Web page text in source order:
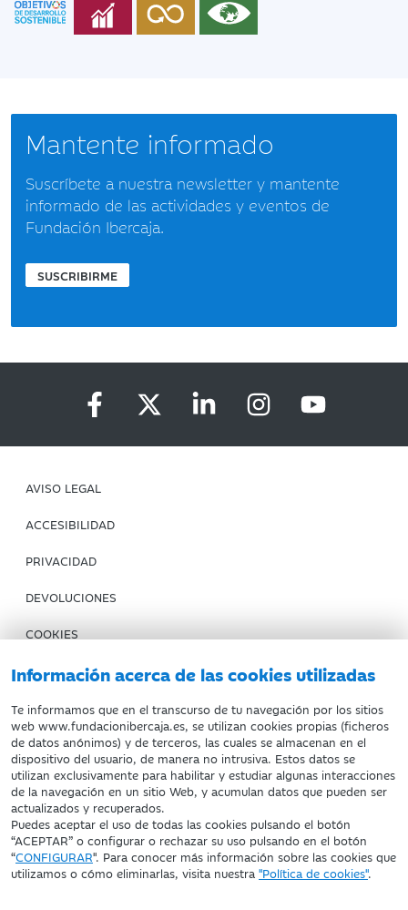
Información acerca de las cookies utilizadas
Te informamos que en el transcurso de tu navegación por los sitios
web www.fundacionibercaja.es, se utilizan cookies propias (ficheros
de datos anónimos) y de terceros, las cuales se almacenan en el
dispositivo del usuario, de manera no intrusiva. Estos datos se
utilizan exclusivamente para habilitar y estudiar algunas interacciones
de la navegación en un sitio Web, y acumulan datos que pueden ser
actualizados y recuperados.
Puedes aceptar el uso de todas las cookies pulsando el botón
“ACEPTAR” o configurar o rechazar su uso pulsando en el botón
“CONFIGURAR". Para conocer más información sobre las cookies que
utilizamos o cómo eliminarlas, visita nuestra "Política de cookies".
Mantente informado
Suscríbete a nuestra newsletter y mantente
informado de las actividades y eventos de
Fundación Ibercaja.
SUSCRIBIRME
AVISO LEGAL
ACCESIBILIDAD
PRIVACIDAD
DEVOLUCIONES
COOKIES
CONDICIONES DE COMPRA
IBERCAJA BANCO
Fundación Bancaria Ibercaja. C.I.F. G-50000652.
Inscrita en el Registro de Fundaciones del Mº de Educación,
Cultura y Deporte con el nº 1689.
Domicilio social: Joaquín Costa, 13. 50001 Zaragoza.